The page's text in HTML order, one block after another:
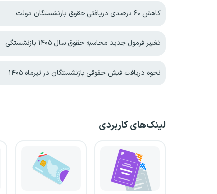
کاهش ۶۰ درصدی دریافتی حقوق بازنشستگان دولت
تغییر فرمول جدید محاسبه حقوق سال ۱۴۰۵ بازنشستگی
نحوه دریافت فیش حقوقی بازنشستگان در تیرماه ۱۴۰۵
لینک‌های کاربردی